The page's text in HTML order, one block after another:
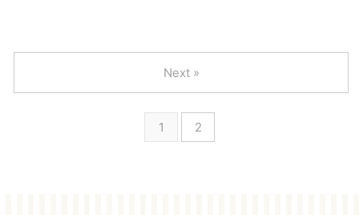
1 2
Next »